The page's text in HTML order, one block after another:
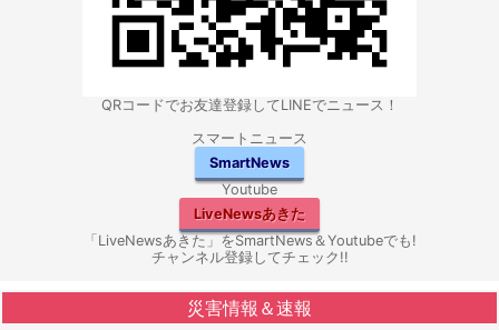
QRコードでお友達登録してLINEでニュース！
スマートニュース
SmartNews
Youtube
LiveNewsあきた
「LiveNewsあきた」をSmartNews＆Youtubeでも!
チャンネル登録してチェック!!
災害情報＆速報